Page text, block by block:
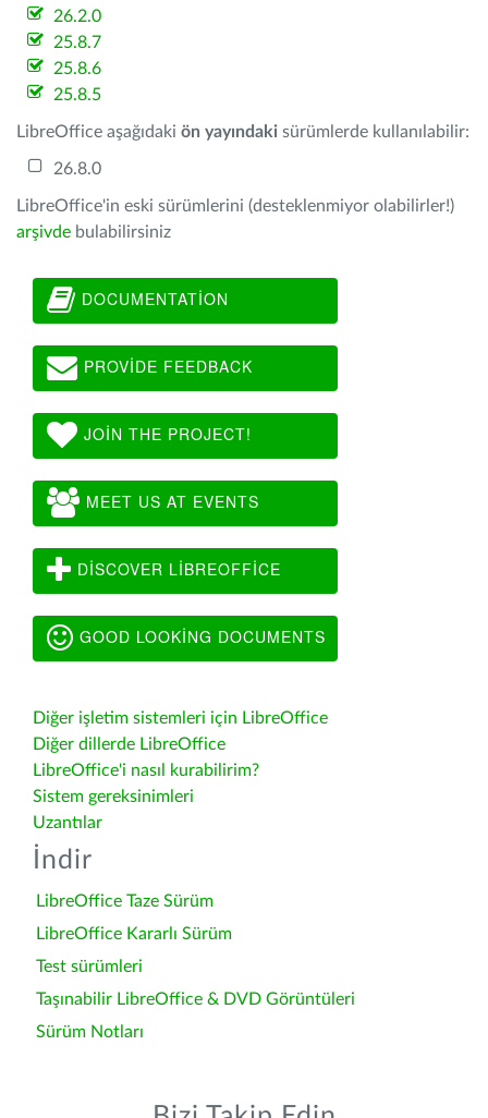
26.2.0
25.8.7
25.8.6
25.8.5
LibreOffice aşağıdaki ön yayındaki sürümlerde kullanılabilir:
26.8.0
LibreOffice'in eski sürümlerini (desteklenmiyor olabilirler!)
arşivde bulabilirsiniz
DOCUMENTATION
PROVIDE FEEDBACK
JOIN THE PROJECT!
MEET US AT EVENTS
DISCOVER LIBREOFFICE
GOOD LOOKING DOCUMENTS
Diğer işletim sistemleri için LibreOffice
Diğer dillerde LibreOffice
LibreOffice'i nasıl kurabilirim?
Sistem gereksinimleri
Uzantılar
İndir
LibreOffice Taze Sürüm
LibreOffice Kararlı Sürüm
Test sürümleri
Taşınabilir LibreOffice & DVD Görüntüleri
Sürüm Notları